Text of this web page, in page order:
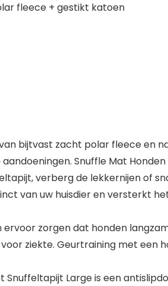
fleece + gestikt katoen
bijtvast zacht polar fleece en
Snuffle Mat Honden
verberg de lekkernijen of
van uw huisdier en versterkt
ervoor zorgen dat honden
ziekte. Geurtraining met een
Snuffeltapijt Large is een